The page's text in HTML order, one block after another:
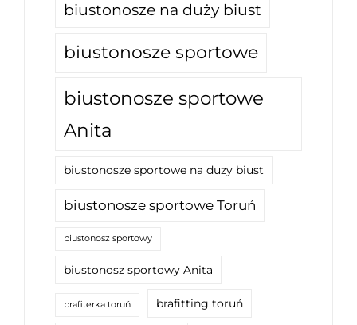
biustonosze na duży biust
biustonosze sportowe
biustonosze sportowe
Anita
biustonosze sportowe na duzy biust
biustonosze sportowe Toruń
biustonosz sportowy
biustonosz sportowy Anita
brafiterka toruń brafitting toruń